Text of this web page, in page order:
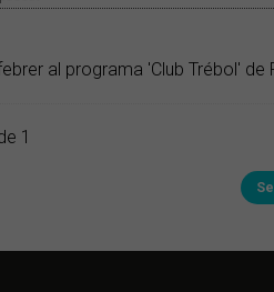
al programa 'Club Trébol' de
1